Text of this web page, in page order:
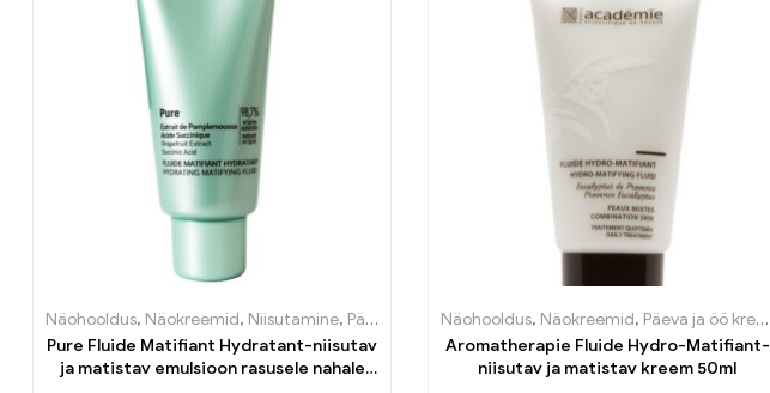
Näohooldus, Näokreemid, Niisutamine, Päeva ja öö kreemid ,Probleemse naha tooted
Pure Fluide Matifiant Hydratant-niisutav
ja matistav emulsioon rasusele nahale
Näohooldus, Näokreemid, Päeva ja öö kreemid
Aromatherapie Fluide Hydro-Matifiant-
niisutav ja matistav kreem 50ml